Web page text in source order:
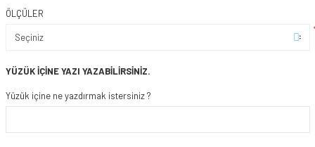
ÖLÇÜLER
YÜZÜK İÇİNE YAZI YAZABİLİRSİNİZ.
Yüzük içine ne yazdırmak istersiniz ?